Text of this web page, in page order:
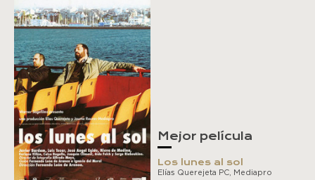
Mejor película
Los lunes al sol
Elías Querejeta PC, Mediapro